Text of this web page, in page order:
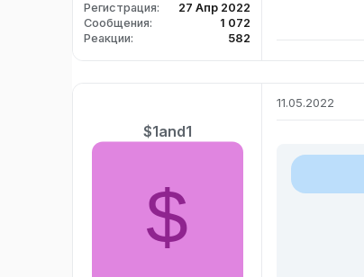
Регистрация
27 Апр 2022
Сообщения
1 072
Реакции
582
$1and1
$
11.05.2022